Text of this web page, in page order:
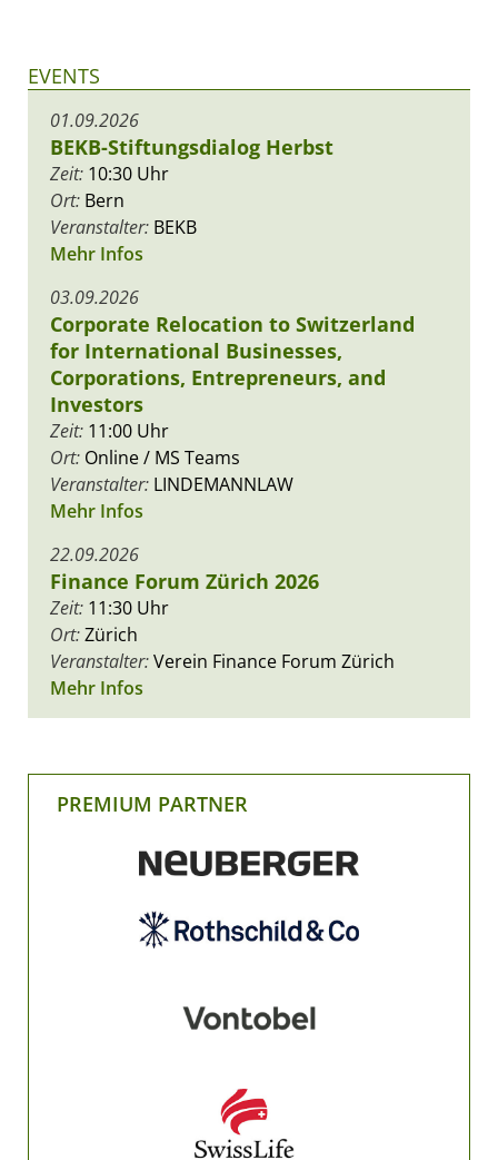
EVENTS
01.09.2026
BEKB-Stiftungsdialog Herbst
Zeit: 10:30 Uhr
Ort: Bern
Veranstalter: BEKB
Mehr Infos
03.09.2026
Corporate Relocation to Switzerland
for International Businesses,
Corporations, Entrepreneurs, and
Investors
Zeit: 11:00 Uhr
Ort: Online / MS Teams
Veranstalter: LINDEMANNLAW
Mehr Infos
22.09.2026
Finance Forum Zürich 2026
Zeit: 11:30 Uhr
Ort:Zürich
Veranstalter:Verein Finance Forum Zürich
Mehr Infos
PREMIUM PARTNER